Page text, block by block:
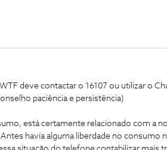
deve contactar o 16107 ou utilizar o
paciência e persistência)
está certamente relacionado com a
havia alguma liberdade no consumo